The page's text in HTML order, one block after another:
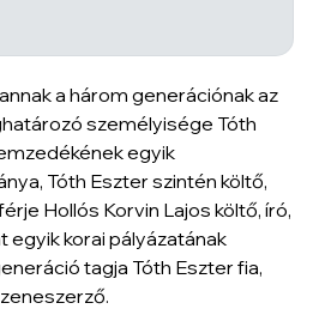
a három generációnak az
személyisége Tóth
egyik
Tóth Eszter szintén költő,
Hollós Korvin Lajos költő, író,
egyik korai pályázatának
tagja Tóth Eszter fia,